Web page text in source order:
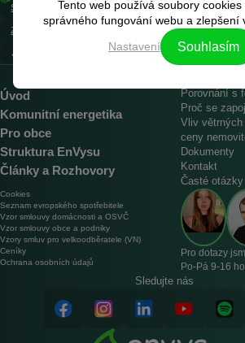
Tento web používá soubory
správného fungování webu a zlepšení
Nastavení Souhlasím
Spočítáme cenurezervace UzavřemePPA
Zajistíme přechod od vašeho dodavatele
︎✓ Máte elektřinu na 25 let ZDARMA
Úvod
Komunitní energetika
Pro obce
Struktura EnVysu
Články a Rozhovory
Porovnání s
Proč se
Vliv větrných
ceny
Dokumenty
Kontakt
Časté otázky
Cookies
Seznam evropského spotřebitele
Vzor smlouvy domácnosti a OSVČ
Vzor smlouvy obce a podniky
Vzory smluv pro velkoodběratele (VN)
Ceníky
Ochrana osobních údajů
Pro dotazy
Po‑Pá 9‑16
Sledujte nás